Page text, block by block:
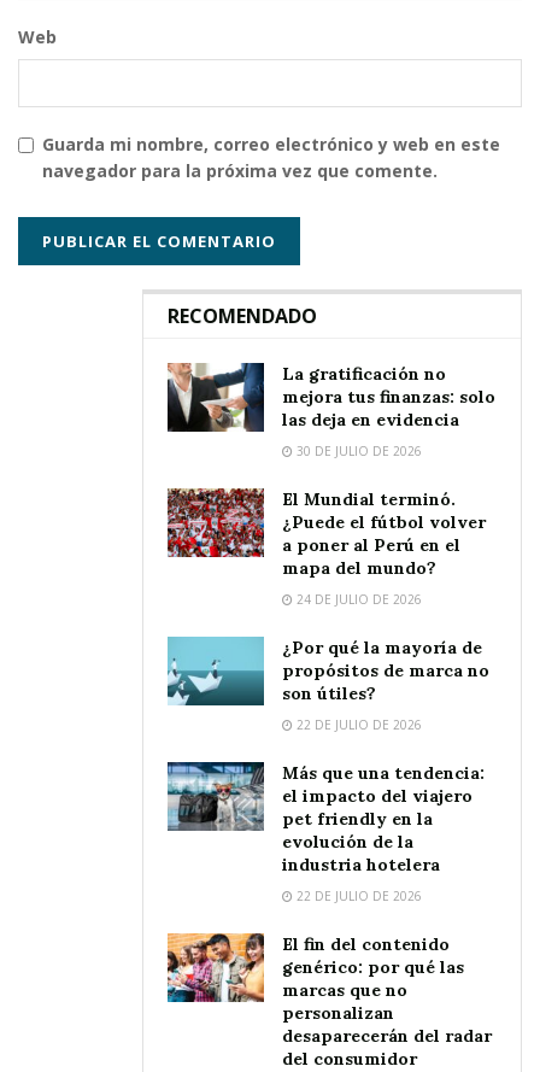
Web
Guarda mi nombre, correo electrónico y web en este
navegador para la próxima vez que comente.
RECOMENDADO
La gratificación no
mejora tus finanzas: solo
las deja en evidencia
30 DE JULIO DE 2026
El Mundial terminó.
¿Puede el fútbol volver
a poner al Perú en el
mapa del mundo?
24 DE JULIO DE 2026
¿Por qué la mayoría de
propósitos de marca no
son útiles?
22 DE JULIO DE 2026
Más que una tendencia:
el impacto del viajero
pet friendly en la
evolución de la
industria hotelera
22 DE JULIO DE 2026
El fin del contenido
genérico: por qué las
marcas que no
personalizan
desaparecerán del radar
del consumidor